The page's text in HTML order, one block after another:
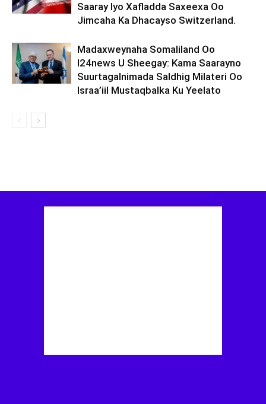
Saaray Iyo Xafladda Saxeexa Oo
Jimcaha Ka Dhacayso Switzerland.
Madaxweynaha Somaliland Oo
I24news U Sheegay: Kama Saarayno
Suurtagalnimada Saldhig Milateri Oo
Israa’iil Mustaqbalka Ku Yeelato